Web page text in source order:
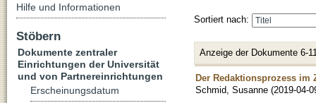
Sortiert nach:
Anzeige der Dokumente 6-
Der Redaktionsprozess im
Schmid, Susanne (2019-04-
Hilfe und Informationen
Stöbern
Dokumente zentraler
Einrichtungen der Universität
und von Partnereinrichtungen
Erscheinungsdatum